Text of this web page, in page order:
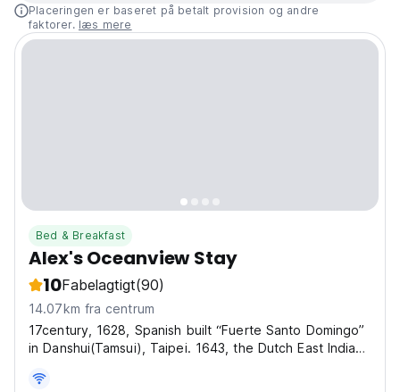
Placeringen er baseret på betalt provision og andre
faktorer. læs mere
Bed & Breakfast
Alex's Oceanview Stay
10Fabelagtigt(90)
14.07km fra centrum
17century, 1628, Spanish built “Fuerte Santo Domingo”
in Danshui(Tamsui), Taipei. 1643, the Dutch East India
Danshui(Tamsui), city of the oriental Venezia. 21